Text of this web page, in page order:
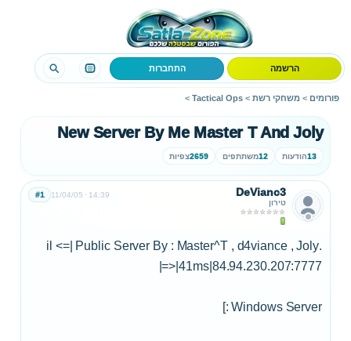
הרשמה התחברות
פורומים > משחקי רשת >
Tactical Ops
>
New Server By Me Master T And Joly
13הודעות 12משתתפים 2659צפיות
DeVianc3
טירון
11/04/05 14:39
#1
.il <=| Public Server By : Master^T , d4viance , Joly
|=>|41ms|84.94.230.207:7777
Windows Server :]